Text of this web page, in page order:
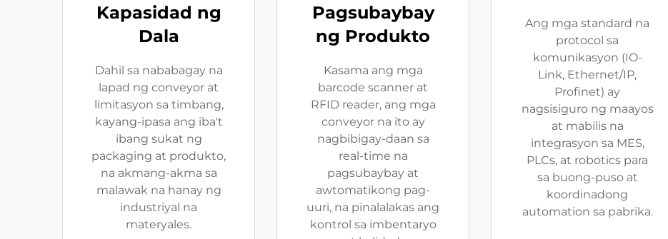
Kapasidad ng
Dala
Dahil sa nababagay na
lapad ng conveyor at
limitasyon sa timbang,
kayang-ipasa ang iba't
ibang sukat ng
packaging at produkto,
na akmang-akma sa
malawak na hanay ng
industriyal na
materyales.
Pagsubaybay
ng Produkto
Kasama ang mga
barcode scanner at
RFID reader, ang mga
conveyor na ito ay
nagbibigay-daan sa
real-time na
pagsubaybay at
awtomatikong pag-
uuri, na pinalalakas ang
kontrol sa imbentaryo
Ang mga standard na
protocol sa
komunikasyon (IO-
Link, Ethernet/IP,
Profinet) ay
nagsisiguro ng maayos
at mabilis na
integrasyon sa MES,
PLCs, at robotics para
sa buong-puso at
koordinadong
automation sa pabrika.